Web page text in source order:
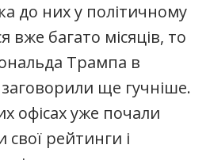
до них у політичному
вже багато місяців, то
Трампа в
ще гучніше.
офісах уже почали
рейтинги і